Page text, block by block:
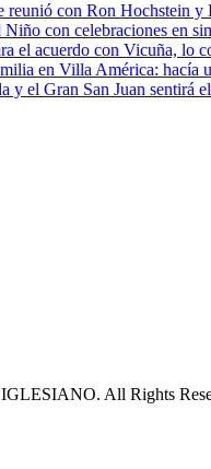
con Ron Hochstein
con celebraciones en
el acuerdo con Vicuña, lo
en Villa América: hacía
y el Gran San Juan sentirá
All Rights